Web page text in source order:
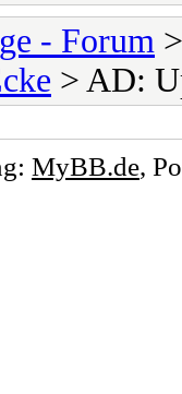
- Forum
> AD:
MyBB.de,